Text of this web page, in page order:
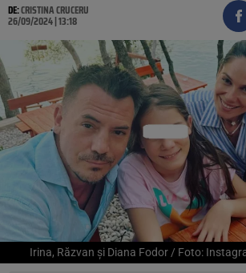
DE:CRISTINA CRUCERU
26/09/2024 | 13:18
Irina, Răzvan și Diana Fodor / Foto: